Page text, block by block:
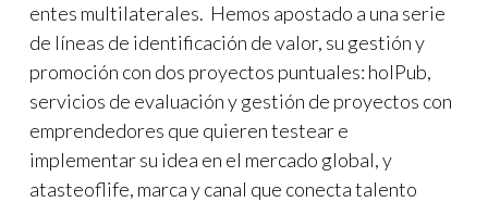
entes multilaterales. Hemos apostado a una serie
de líneas de identificación de valor, su gestión y
promoción con dos proyectos puntuales: holPub,
servicios de evaluación y gestión de proyectos con
emprendedores que quieren testear e
implementar su idea en el mercado global, y
atasteoflife, marca y canal que conecta talento